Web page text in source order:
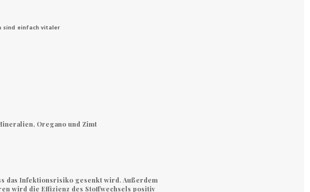
sind einfach vitaler
Oregano und Zimt
das Infektionsrisiko gesenkt wird. Außerdem
wird die Effizienz des Stoffwechsels positiv